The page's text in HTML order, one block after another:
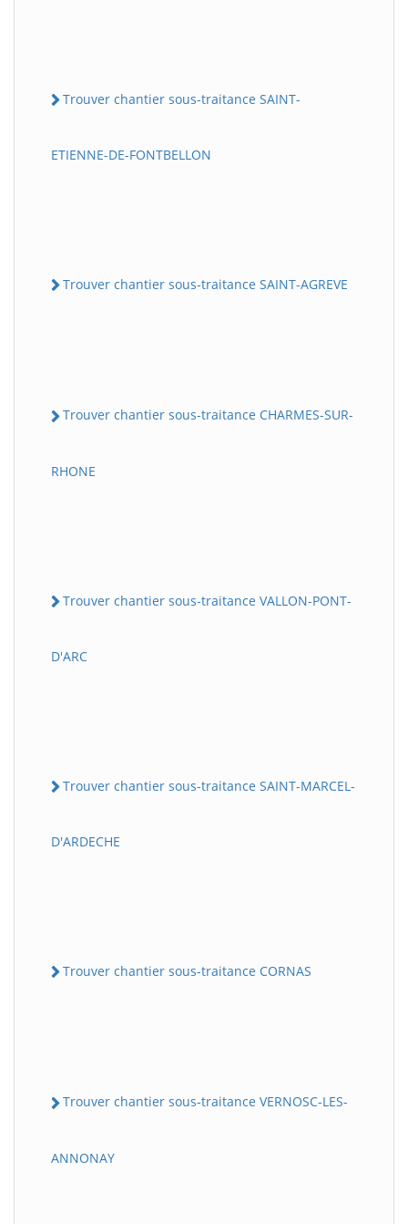
Trouver chantier sous-traitance SAINT-
ETIENNE-DE-FONTBELLON
Trouver chantier sous-traitance SAINT-AGREVE
Trouver chantier sous-traitance CHARMES-SUR-
RHONE
Trouver chantier sous-traitance VALLON-PONT-
D'ARC
Trouver chantier sous-traitance SAINT-MARCEL-
D'ARDECHE
Trouver chantier sous-traitance CORNAS
Trouver chantier sous-traitance VERNOSC-LES-
ANNONAY